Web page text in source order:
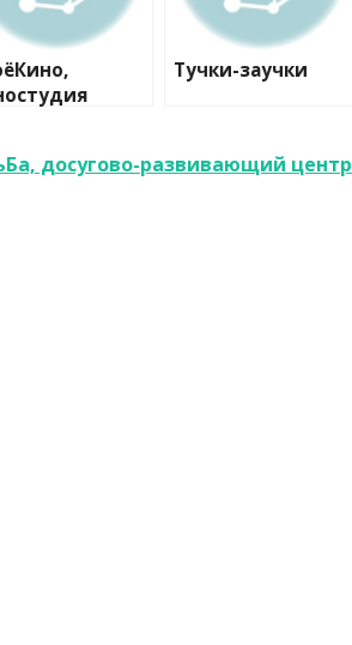
Тучки-заучки
досугово-развивающий центр